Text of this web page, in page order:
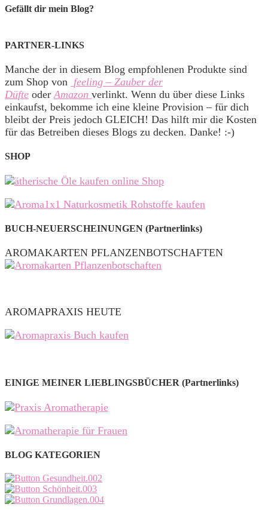
Gefällt dir mein Blog?
PARTNER-LINKS
Manche der in diesem Blog empfohlenen Produkte sind
zum Shop von feeling – Zauber der
Düfte oderAmazon verlinkt. Wenn du über diese Links
einkaufst, bekomme ich eine kleine Provision – für dich
bleibt der Preis jedoch GLEICH! Das hilft mir die Kosten
für das Betreiben dieses Blogs zu decken. Danke! :-)
SHOP
BUCH-NEUERSCHEINUNGEN (Partnerlinks)
AROMAKARTEN PFLANZENBOTSCHAFTEN
AROMAPRAXIS HEUTE
EINIGE MEINER LIEBLINGSBÜCHER (Partnerlinks)
BLOG KATEGORIEN